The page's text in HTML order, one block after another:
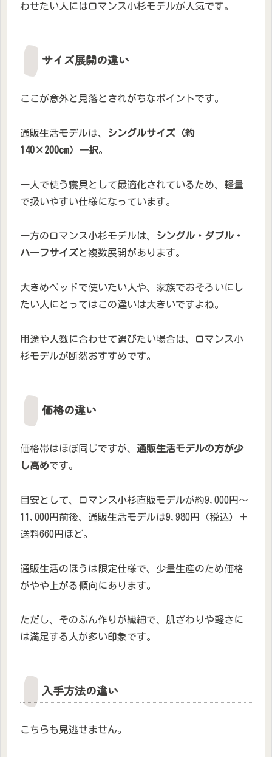
わせたい人にはロマンス小杉モデルが人気です。
サイズ展開の違い
ここが意外と見落とされがちなポイントです。
通販生活モデルは、
シングルサイズ（約
140×200cm）一択。
一人で使う寝具として最適化されているため、軽量
で扱いやすい仕様になっています。
一方のロマンス小杉モデルは、
シングル・ダブル・
ハーフサイズと複数展開があります。
大きめベッドで使いたい人や、家族でおそろいにし
たい人にとってはこの違いは大きいですよね。
用途や人数に合わせて選びたい場合は、ロマンス小
杉モデルが断然おすすめです。
価格の違い
価格帯はほぼ同じですが、 通販生活モデルの方が少
し高めです。
目安として、ロマンス小杉直販モデルが約9,000円〜
11,000円前後、通販生活モデルは9,980円（税込）＋
送料660円ほど。
通販生活のほうは限定仕様で、少量生産のため価格
がやや上がる傾向にあります。
ただし、そのぶん作りが繊細で、肌ざわりや軽さに
は満足する人が多い印象です。
入手方法の違い
こちらも見逃せません。